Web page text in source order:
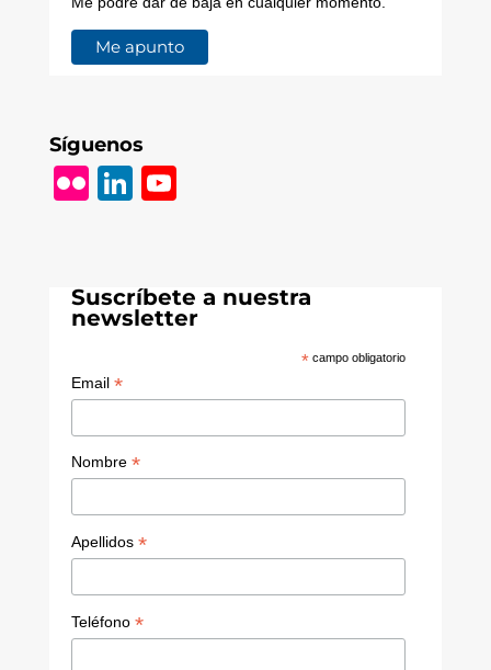
Síguenos
Fl
r
Li
e
dI
Y
T
u
e
C
n
el
Suscríbete a nuestra
newsletter
* campo obligatorio
Email *
Nombre *
Apellidos *
Teléfono *